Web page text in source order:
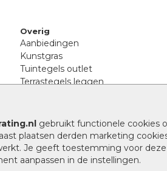
gebruikt functionele cookies
plaatsen derden marketing
Je geeft toestemming voor deze
aanpassen in de instellingen.
Overig
Aanbiedingen
Kunstgras
Tuintegels outlet
Terrastegels leggen
Legpatronen betonstenen
Hoe betonstenen onderhouden
Aanlegtips voor betonstenen
Verschil betontegels en keramische